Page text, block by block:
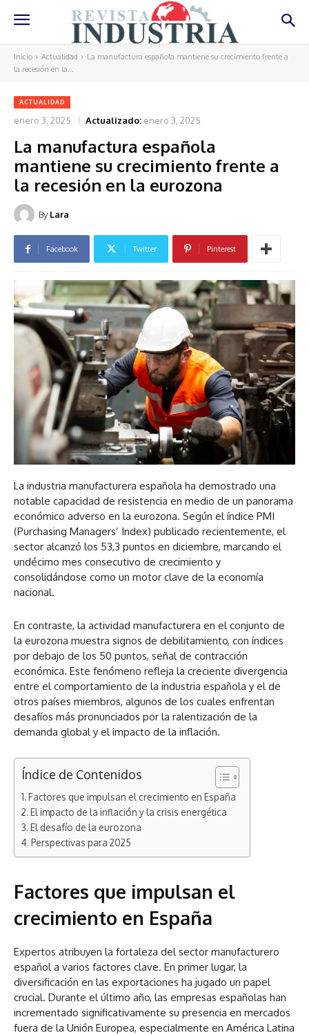
Inicio Actualidad
La manufactura española mantiene su crecimiento frente a
la recesión en la...
ACTUALIDAD
enero 3, 2025 Actualizado: enero 3, 2025
La manufactura española
mantiene su crecimiento frente a
la recesión en la eurozona
By Lara
Facebook Twitter Pinterest
La industria manufacturera española ha demostrado una
notable capacidad de resistencia en medio de un panorama
económico adverso en la eurozona. Según el índice PMI
(Purchasing Managers’ Index) publicado recientemente, el
sector alcanzó los 53,3 puntos en diciembre, marcando el
undécimo mes consecutivo de crecimiento y
consolidándose como un motor clave de la economía
nacional.
En contraste, la actividad manufacturera en el conjunto de
la eurozona muestra signos de debilitamiento, con índices
por debajo de los 50 puntos, señal de contracción
económica. Este fenómeno refleja la creciente divergencia
entre el comportamiento de la industria española y el de
otros países miembros, algunos de los cuales enfrentan
desafíos más pronunciados por la ralentización de la
demanda global y el impacto de la inflación.
Índice de Contenidos
Factores que impulsan el crecimiento en España
El impacto de la inflación y la crisis energética
El desafío de la eurozona
Perspectivas para 2025
Factores que impulsan el
crecimiento en España
Expertos atribuyen la fortaleza del sector manufacturero
español a varios factores clave. En primer lugar, la
diversificación en las exportaciones ha jugado un papel
crucial. Durante el último año, las empresas españolas han
incrementado significativamente su presencia en mercados
fuera de la Unión Europea, especialmente en América Latina